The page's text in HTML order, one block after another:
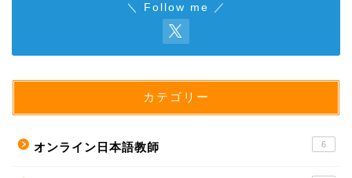
＼ Follow me ／
カテゴリー
オンライン日本語教師 6